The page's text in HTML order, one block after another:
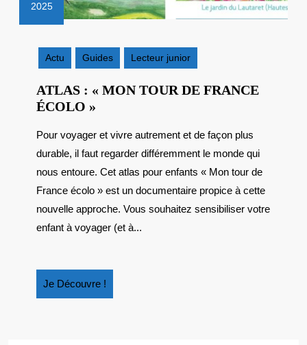
2025
2025
Actu
Guides Lecteur junior
ATLAS : « MON TOUR DE FRANCE
ÉCOLO »
« MON
TOUR
DE
FRANCE
ÉCOLO »
Pour voyager et vivre autrement et de façon plus
durable, il faut regarder différemment le monde qui
nous entoure. Cet atlas pour enfants « Mon tour de
France écolo » est un documentaire propice à cette
nouvelle approche. Vous souhaitez sensibiliser votre
enfant à voyager (et à...
Je Découvre !
Découvre